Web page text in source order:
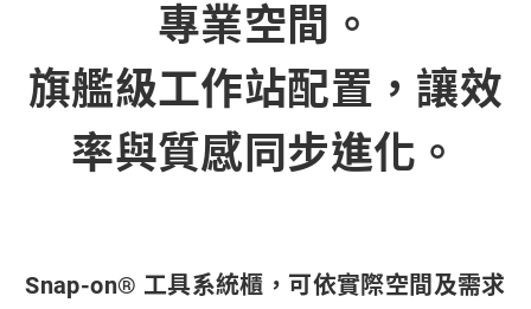
專業空間。
旗艦級工作站配置，讓效
率與質感同步進化 。
Snap-on® 工具系統櫃，可依實際空間及需求